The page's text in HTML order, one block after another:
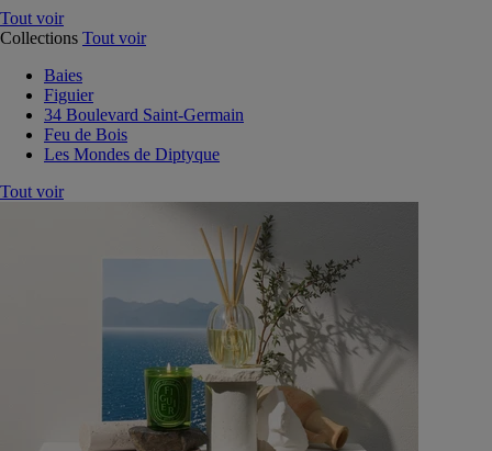
Tout voir
Collections Tout voir
Baies
Figuier
34 Boulevard Saint-Germain
Feu de Bois
Les Mondes de Diptyque
Tout voir